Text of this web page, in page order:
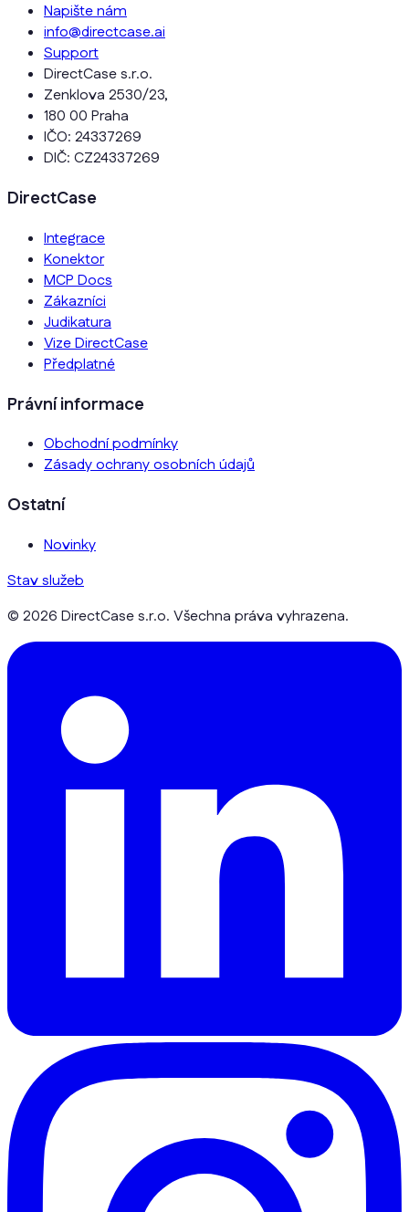
Napište nám
info@directcase.ai
Support
DirectCase s.r.o.
Zenklova 2530/23,
180 00 Praha
IČO: 24337269
DIČ: CZ24337269
DirectCase
Integrace
Konektor
MCP Docs
Zákazníci
Judikatura
Vize DirectCase
Předplatné
Právní informace
Obchodní podmínky
Zásady ochrany osobních údajů
Ostatní
Novinky
Stav služeb
© 2026 DirectCase s.r.o. Všechna práva vyhrazena.